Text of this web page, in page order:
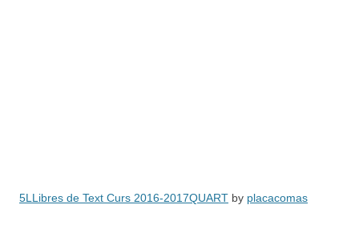
5LLibres de Text Curs 2016-2017QUART by placacomas